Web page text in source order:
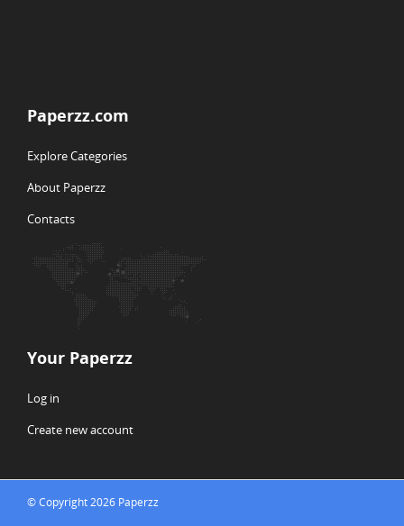
Paperzz.com
Explore Categories
About Paperzz
Contacts
Your Paperzz
Log in
Create new account
© Copyright 2026 Paperzz